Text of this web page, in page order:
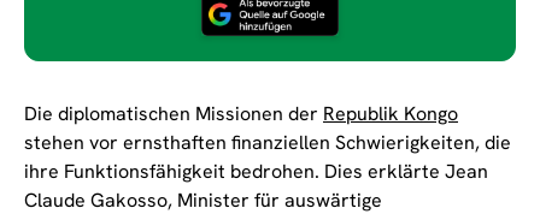
Die diplomatischen Missionen der Republik Kongo
stehen vor ernsthaften finanziellen Schwierigkeiten, die
ihre Funktionsfähigkeit bedrohen. Dies erklärte Jean
Claude Gakosso, Minister für auswärtige